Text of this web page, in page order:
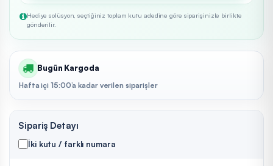
Hediye solüsyon, seçtiğiniz toplam kutu adedine göre siparişinizle birlikte
gönderilir.
Bugün Kargoda
Hafta içi 15:00’a kadar verilen siparişler
Sipariş Detayı
İki kutu / farklı numara